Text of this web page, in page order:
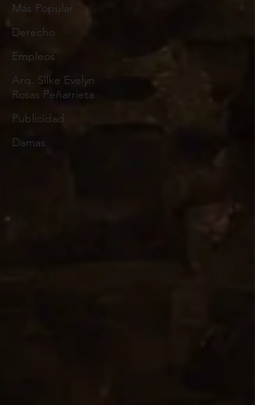
Más Popular
Derecho
Empleos
Arq. Silke Evelyn
Rosas Peñarrieta
Publicidad
Damas